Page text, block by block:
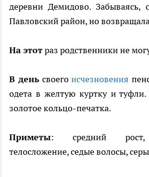
деревни Демидово. Забываясь,
Павловский район, но
На этотраз родственники не
В деньсвоегоисчезновения
одета в желтую куртку и
золотое кольцо-печатка.
Приметы: средний рост,
телосложение, седые волосы,